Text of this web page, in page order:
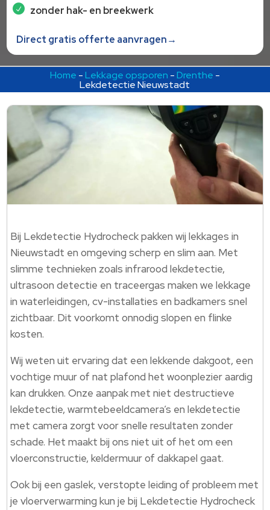
zonder hak- en breekwerk
Direct gratis offerte aanvragen→
Home -Lekkage opsporen -Drenthe -
Lekdetectie Nieuwstadt
Bij Lekdetectie Hydrocheck pakken wij lekkages in
Nieuwstadt en omgeving scherp en slim aan. Met
slimme technieken zoals infrarood lekdetectie,
ultrasoon detectie en traceergas maken we lekkage
in waterleidingen, cv-installaties en badkamers snel
zichtbaar. Dit voorkomt onnodig slopen en flinke
kosten.
Wij weten uit ervaring dat een lekkende dakgoot, een
vochtige muur of nat plafond het woonplezier aardig
kan drukken. Onze aanpak met niet destructieve
lekdetectie, warmtebeeldcamera’s en lekdetectie
met camera zorgt voor snelle resultaten zonder
schade. Het maakt bij ons niet uit of het om een
vloerconstructie, keldermuur of dakkapel gaat.
Ook bij een gaslek, verstopte leiding of probleem met
je vloerverwarming kun je bij Lekdetectie Hydrocheck